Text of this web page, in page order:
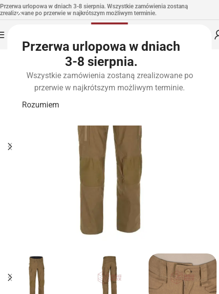
Przerwa urlopowa w dniach
3-8 sierpnia.
Wszystkie zamówienia zostaną zrealizowane po
przerwie w najkrótszym możliwym terminie.
Rozumiem
Przerwa urlopowa w dniach 3-8 sierpnia. Wszystkie zamówienia zostaną
zrealizowane po przerwie w najkrótszym możliwym terminie.